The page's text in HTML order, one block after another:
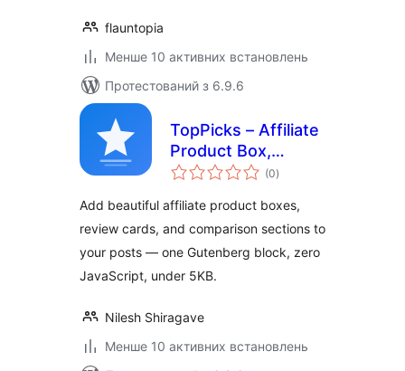
flauntopia
Менше 10 активних встановлень
Протестований з 6.9.6
TopPicks – Affiliate
Product Box,
Review Block &
(0загальний
рейтинг
)
Add beautiful affiliate product boxes,
review cards, and comparison sections to
your posts — one Gutenberg block, zero
JavaScript, under 5KB.
Nilesh Shiragave
Менше 10 активних встановлень